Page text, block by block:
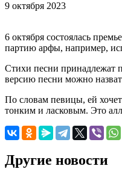
9 октября 2023
6 октября состоялась
партию арфы, например,
Стихи песни принадлежат
версию песни можно
По словам певицы, ей
тонким и ласковым. Это
Другие новости